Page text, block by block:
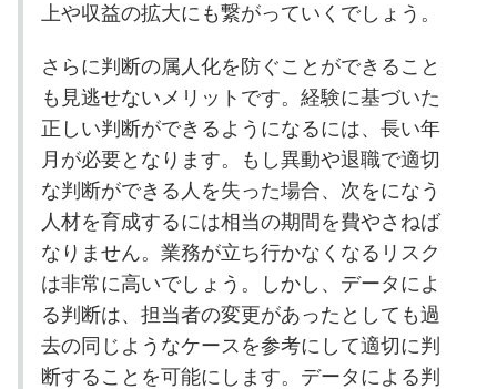
上や収益の拡大にも繋がっていくでしょう。
さらに判断の属人化を防ぐことができること
も見逃せないメリットです。経験に基づいた
正しい判断ができるようになるには、長い年
月が必要となります。もし異動や退職で適切
な判断ができる人を失った場合、次をになう
人材を育成するには相当の期間を費やさねば
なりません。業務が立ち行かなくなるリスク
は非常に高いでしょう。しかし、データによ
る判断は、担当者の変更があったとしても過
去の同じようなケースを参考にして適切に判
断することを可能にします。データによる判